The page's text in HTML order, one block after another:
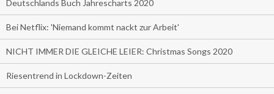
Deutschlands Buch Jahrescharts 2020
Bei Netflix: 'Niemand kommt nackt zur Arbeit'
NICHT IMMER DIE GLEICHE LEIER: Christmas Songs 2020
Riesentrend in Lockdown-Zeiten